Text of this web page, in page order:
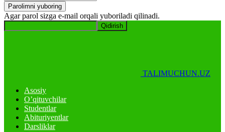
Agar parol sizga e-mail orqali yuboriladi qilinadi.
TALIMUCHUN.UZ
Asosiy
O’qituvchilar
Studentlar
Abituriyentlar
Darsliklar